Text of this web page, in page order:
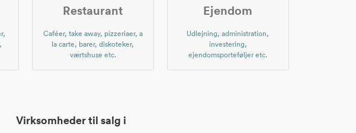
Restaurant
Caféer, take away, pizzeriaer, a
la carte, barer, diskoteker,
værtshuse etc.
Ejendom
Udlejning, administration,
investering,
ejendomsporteføljer etc.
Virksomheder til salg i